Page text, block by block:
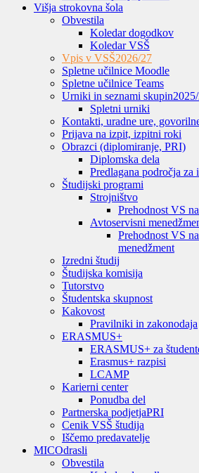
Višja strokovna šola
Obvestila
Koledar dogodkov
Koledar VSŠ
Vpis v VSŠ2026/27
Spletne učilnice Moodle
Spletne učilnice Teams
Urniki in seznami skupin
Spletni urniki
Kontakti, uradne ure,
Prijava na izpit, izpitni roki
Obrazci (diplomiranje, PRI)
Diplomska dela
Predlagana področja
Študijski programi
Strojništvo
Prehodnost VS
Avtoservisni
Prehodnost VS
menedžment
Izredni študij
Študijska komisija
Tutorstvo
Študentska skupnost
Kakovost
Pravilniki in zakonodaja
ERASMUS+
ERASMUS+ za
Erasmus+ razpisi
LCAMP
Karierni center
Ponudba del
Partnerska podjetjaPRI
Cenik VSŠ študija
Iščemo predavatelje
MICOdrasli
Obvestila